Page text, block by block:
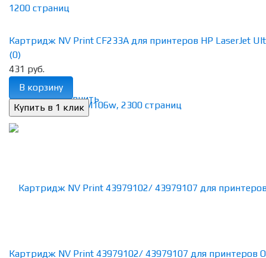
избранное сравнить
Картридж NV Print CF233A для принтеров HP LaserJet
(0)
431 руб.
В корзину
Картридж NV Print 43979102/ 43979107 для принтеров